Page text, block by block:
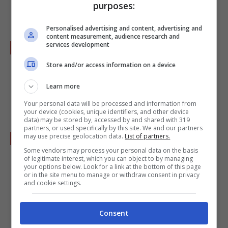
nell’altro tegame.
Aggiungete ora ilpalombo
crostacei. Se volete unire anche le cozze
aggiungetele 5 minuti prima della fine
cottura.
Abbrustolire le fette dipane toscano
aromatizzatelo con l’aglio e mettete le fette
sul fondo del piatto. Versateci sopra il
cacciucco tiepido e servite.
purposes:
Personalised advertising and content, advertising and
content measurement, audience research and
services development
Store and/or access information on a device
Learn more
Your personal data will be processed and information from
your device (cookies, unique identifiers, and other device
data) may be stored by, accessed by and shared with 319
partners, or used specifically by this site. We and our partners
may use precise geolocation data. List of partners.
Some vendors may process your personal data on the basis
of legitimate interest, which you can object to by managing
your options below. Look for a link at the bottom of this page
or in the site menu to manage or withdraw consent in privacy
and cookie settings.
Consent